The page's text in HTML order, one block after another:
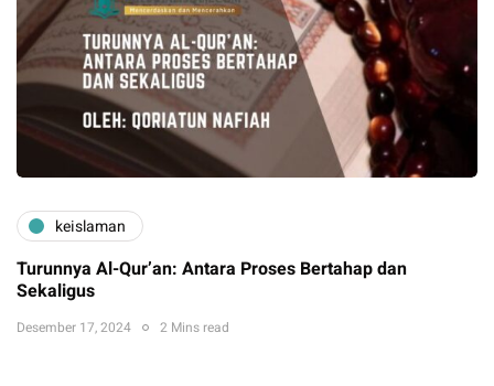
keislaman
Turunnya Al-Qur’an: Antara Proses Bertahap dan
Sekaligus
Desember 17, 2024 2 Mins read